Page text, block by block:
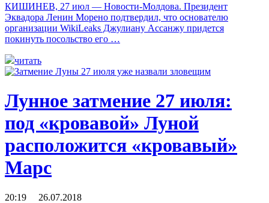
КИШИНЕВ, 27 июл — Новости-Молдова. Президент
Эквадора Ленин Морено подтвердил, что основателю
организации WikiLeaks Джулиану Ассанжу придется
покинуть посольство его …
читать
Лунное затмение 27 июля:
под «кровавой» Луной
расположится «кровавый»
Марс
20:19 26.07.2018